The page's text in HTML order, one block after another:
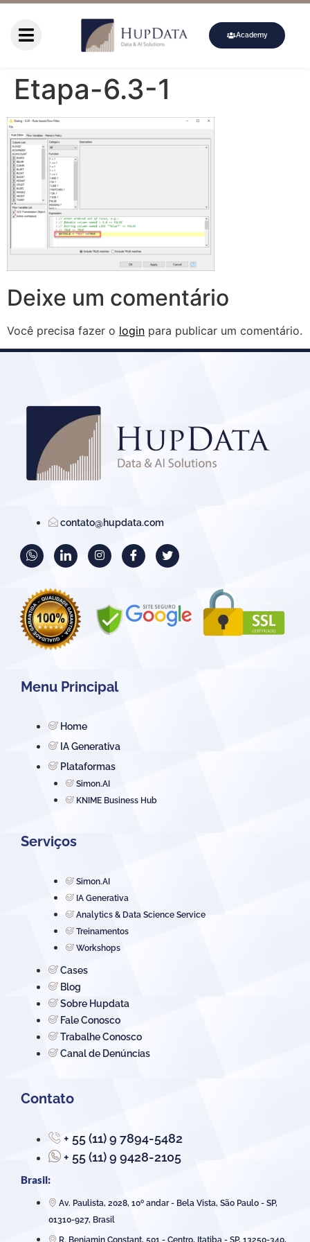
Academy
Etapa-6.3-1
Deixe um comentário
Você precisa fazer o login para publicar um comentário.
contato@hupdata.com
Menu Principal
Home
IA Generativa
Plataformas
Simon.AI
KNIME Business Hub
Serviços
Simon.AI
IA Generativa
Analytics & Data Science Service
Treinamentos
Workshops
Cases
Blog
Sobre Hupdata
Fale Conosco
Trabalhe Conosco
Canal de Denúncias
Contato
+ 55 (11) 9 7894-5482
+ 55 (11) 9 9428-2105
Brasil:
Av. Paulista, 2028, 10º andar - Bela Vista, São Paulo - SP,
01310-927, Brasil
R. Benjamin Constant, 501 - Centro, Itatiba - SP, 13250-340,